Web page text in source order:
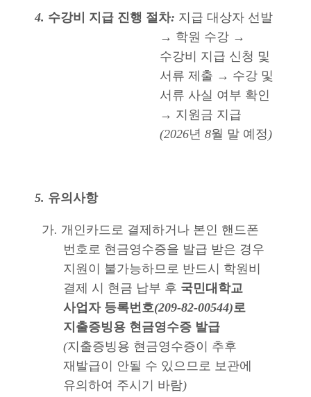
4. 수강비 지급 진행 절차: 지급 대상자 선발
→ 학원 수강 →
수강비 지급 신청 및
서류 제출 → 수강 및
서류 사실 여부 확인
→ 지원금 지급
(2026년 8월 말 예정 )
5. 유의사항
가. 개인카드로 결제하거나 본인 핸드폰
번호로 현금영수증을 발급 받은 경우
지원이 불가능하므로 반드시 학원비
결제 시 현금 납부 후 국민대학교
사업자 등록번호(209-82-00544)로
지출증빙용 현금영수증 발급
(지출증빙용 현금영수증이 추후
재발급이 안될 수 있으므로 보관에
유의하여 주시기 바람)